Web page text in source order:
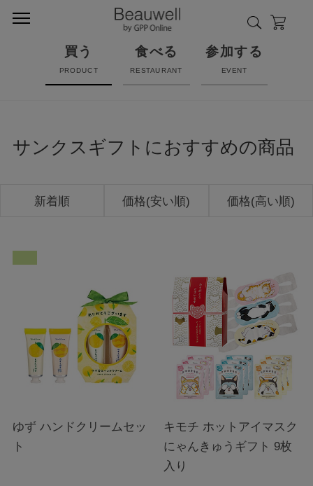
買う
PRODUCT
食べる
RESTAURANT
参加する
EVENT
サンクスギフトにおすすめの商品
新着順 価格(安い順) 価格(高い順)
ゆず ハンドクリームセッ
ト
キモチ ホットアイマスク
にゃんきゅうギフト 9枚
入り